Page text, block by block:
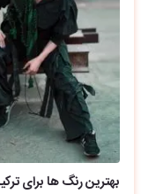
بهترین رنگ ها برای